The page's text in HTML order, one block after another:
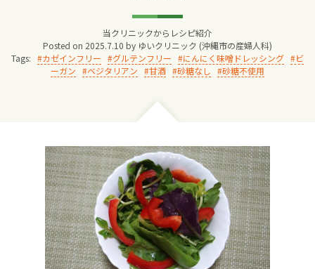
当クリニックからレシピ紹介
Posted on 2025.7.10 by ゆいクリニック (沖縄市の産婦人科)
Tags:
カゼインフリー グルテンフリー にんにく味噌ドレッシング
ビ
ーガン
ベジタリアン 甘酒 砂糖なし 砂糖不使用
院長からのごあいさつ
ゆいクリニックの経営理念
診療料金
お産について
親と子の結びつき支援
母乳育児